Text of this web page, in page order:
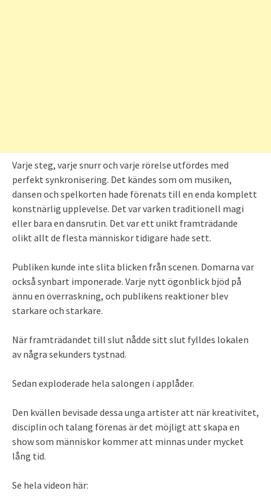
Varje steg, varje snurr och varje rörelse utfördes med
perfekt synkronisering. Det kändes som om musiken,
dansen och spelkorten hade förenats till en enda komplett
konstnärlig upplevelse. Det var varken traditionell magi
eller bara en dansrutin. Det var ett unikt framträdande
olikt allt de flesta människor tidigare hade sett.
Publiken kunde inte slita blicken från scenen. Domarna var
också synbart imponerade. Varje nytt ögonblick bjöd på
ännu en överraskning, och publikens reaktioner blev
starkare och starkare.
När framträdandet till slut nådde sitt slut fylldes lokalen
av några sekunders tystnad.
Sedan exploderade hela salongen i applåder.
Den kvällen bevisade dessa unga artister att när kreativitet,
disciplin och talang förenas är det möjligt att skapa en
show som människor kommer att minnas under mycket
lång tid.
Se hela videon här: